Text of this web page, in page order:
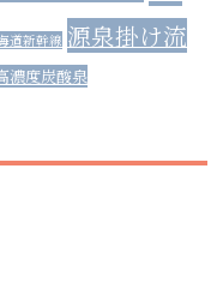
道新幹線 源泉掛け流
濃度炭酸泉